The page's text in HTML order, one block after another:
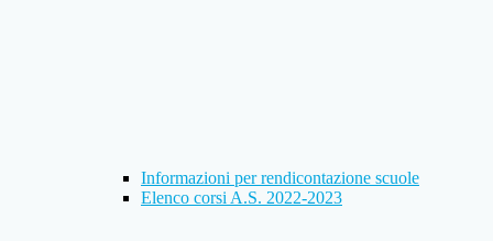
Informazioni per rendicontazione scuole
Elenco corsi A.S. 2022-2023